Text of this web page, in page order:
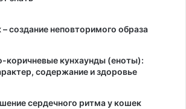
создание неповторимого образа
коричневые кунхаунды (еноты):
содержание и здоровье
сердечного ритма у кошек